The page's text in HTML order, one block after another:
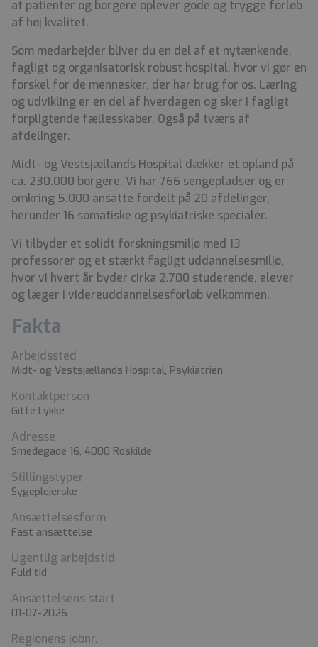
at patienter og borgere oplever gode og trygge forløb
af høj kvalitet.
Som medarbejder bliver du en del af et nytænkende,
fagligt og organisatorisk robust hospital, hvor vi gør en
forskel for de mennesker, der har brug for os. Læring
og udvikling er en del af hverdagen og sker i fagligt
forpligtende fællesskaber. Også på tværs af
afdelinger.
Midt- og Vestsjællands Hospital dækker et opland på
ca. 230.000 borgere. Vi har 766 sengepladser og er
omkring 5.000 ansatte fordelt på 20 afdelinger,
herunder 16 somatiske og psykiatriske specialer.
Vi tilbyder et solidt forskningsmiljø med 13
professorer og et stærkt fagligt uddannelsesmiljø,
hvor vi hvert år byder cirka 2.700 studerende, elever
og læger i videreuddannelsesforløb velkommen.
Fakta
Arbejdssted
Midt- og Vestsjællands Hospital, Psykiatrien
Kontaktperson
Gitte Lykke
Adresse
Smedegade 16, 4000 Roskilde
Stillingstyper
Sygeplejerske
Ansættelsesform
Fast ansættelse
Ugentlig arbejdstid
Fuld tid
Ansættelsens start
01-07-2026
Regionens jobnr.